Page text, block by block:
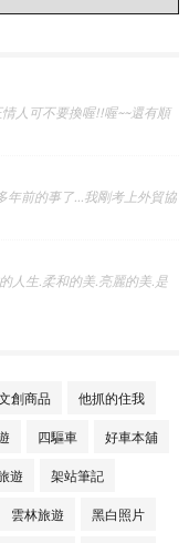
人可不要換喔!!喔~~還有順
年前的事了...我剛考上外貿協
人生.柔和的美.亮麗的美.是
創商品 他抓的住我
四驅車 好車本舖
遊 架站筆記
雲林旅遊 黑白照片